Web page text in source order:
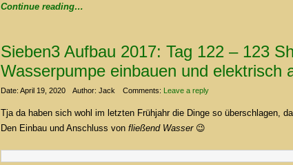
Continue reading…
Sieben3 Aufbau 2017: Tag 122 – 123
Wasserpumpe einbauen und elektrisch
Date: April 19, 2020 Author: Jack Comments: Leave a reply
Tja da haben sich wohl im letzten Frühjahr die Dinge so überschlagen,
Den Einbau und Anschluss von fließend Wasser 😉